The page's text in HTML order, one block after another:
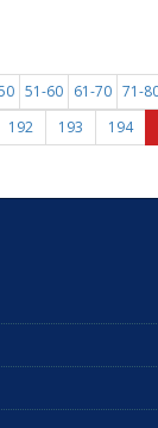
51-60 61-70 71-
192 193 194